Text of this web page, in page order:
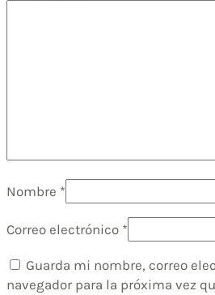
Nombre *
Correo electrónico *
Guarda mi nombre, correo
navegador para la próxima vez